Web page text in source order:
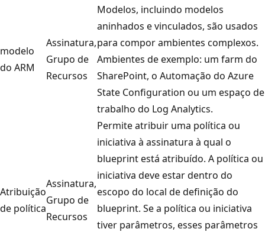
modelo
do ARM
Assinatura,
Grupo de
Recursos
Modelos, incluindo modelos
aninhados e vinculados, são usados
para compor ambientes complexos.
Ambientes de exemplo: um farm do
SharePoint, o Automação do Azure
State Configuration ou um espaço de
trabalho do Log Analytics.
Atribuição
de política
Assinatura,
Grupo de
Recursos
Permite atribuir uma política ou
iniciativa à assinatura à qual o
blueprint está atribuído. A política ou
iniciativa deve estar dentro do
escopo do local de definição do
blueprint. Se a política ou iniciativa
tiver parâmetros, esses parâmetros